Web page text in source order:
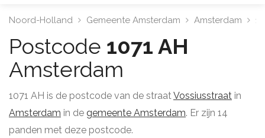
Noord-Holland Gemeente Amsterdam Amsterdam
Postcode 1071 AH
Amsterdam
1071 AH is de postcode van de straatVossiusstraat in
Amsterdam in de gemeente Amsterdam. Er zijn 14
panden met deze postcode.